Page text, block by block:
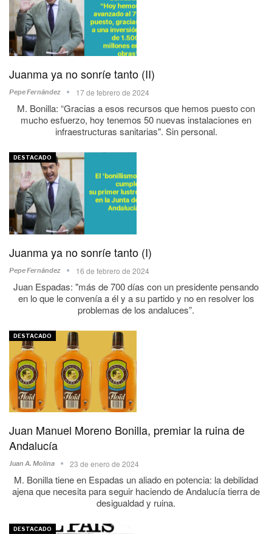
Juanma ya no sonríe tanto (II)
Pepe Fernández 17 de febrero de 2024
M. Bonilla: “Gracias a esos recursos que hemos puesto con
mucho esfuerzo, hoy tenemos 50 nuevas instalaciones en
infraestructuras sanitarias". Sin personal.
DESTACADO
Juanma ya no sonríe tanto (I)
Pepe Fernández 16 de febrero de 2024
Juan Espadas: "más de 700 días con un presidente pensando
en lo que le convenía a él y a su partido y no en resolver los
problemas de los andaluces”.
DESTACADO
Juan Manuel Moreno Bonilla, premiar la ruina de
Andalucía
Juan A. Molina 23 de enero de 2024
M. Bonilla tiene en Espadas un aliado en potencia: la debilidad
ajena que necesita para seguir haciendo de Andalucía tierra de
desigualdad y ruina.
DESTACADO